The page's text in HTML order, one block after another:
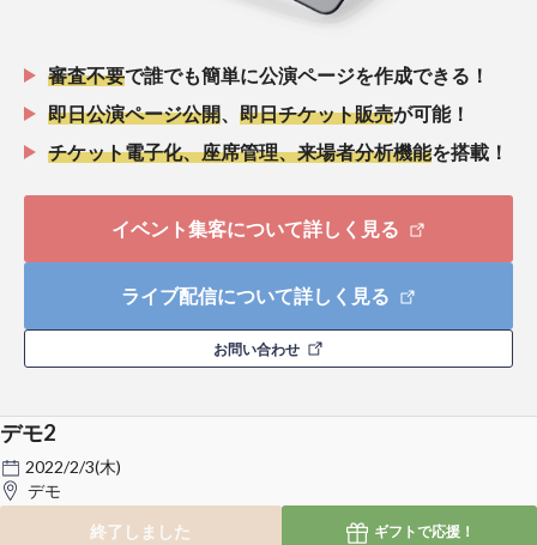
審査不要で誰でも簡単に公演ページを作成できる！
即日公演ページ公開
即日チケット販売が可能！
チケット電子化、座席管理、来場者分析機能を搭載！
イベント集客について詳しく見る
ライブ配信について詳しく見る
お問い合わせ
デモ2
2022/2/3(木)
デモ
終了しました
ギフトで応援！